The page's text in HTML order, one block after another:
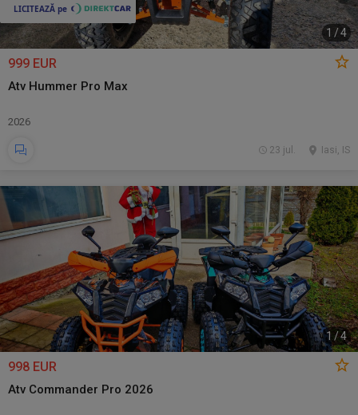
1 /4
999 EUR
Atv Hummer Pro Max
2026
Iasi, IS
23 jul.
1 /4
998 EUR
Atv Commander Pro 2026